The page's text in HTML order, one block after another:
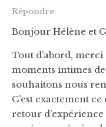
Répondre
Bonjour Hélène et
Tout d’abord, merci
moments intimes
souhaitons nous
C’est exactement
retour d’expérience